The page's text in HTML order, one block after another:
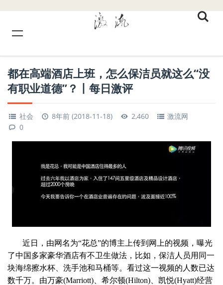
都在高端酒店上班，怎么保洁员就这么“没
有职业道德”？丨每日激评
社会 8年前 (2018-11-18) 2,460
激流网
0
近日，由网名为“花总”的博主上传到网上的视频，曝光
了中国多家豪华酒店有不卫生做法，比如，保洁人员用同一
块海绵擦水杯、洗手池和马桶等。看过这一视频的人数已达
数千万。由万豪(Marriott)、希尔顿(Hilton)、凯悦(Hyatt)经营